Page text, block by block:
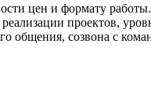
цен и формату
проектов,
созвона с